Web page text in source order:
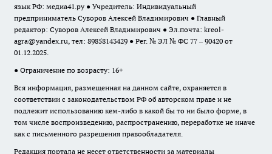
язык РФ: медиа41.ру ● Учредитель: Индивидуальный
предприниматель Суворов Алексей Владимирович ● Главный
редактор: Суворов Алексей Владимирович ● Эл.почта: kreol-
agra@yandex.ru, тел: 89858143429 ● Рег. № ЭЛ № ФС 77 – 90420 от
01.12.2025.
● Ограничение по возрасту: 16+
Вся информация, размещенная на данном сайте, охраняется в
соответствии с законодательством РФ об авторском праве и не
подлежит использованию кем-либо в какой бы то ни было форме, в
том числе воспроизведению, распространению, переработке не иначе
как с письменного разрешения правообладателя.
Редакция портала не несет ответственности за материалы